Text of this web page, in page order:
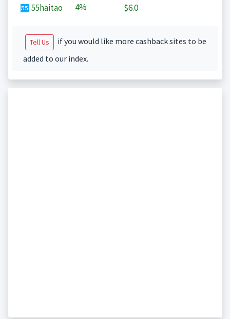
55haitao 4% $6.0
Tell Us
if you would like more cashback sites to be
added to our index.